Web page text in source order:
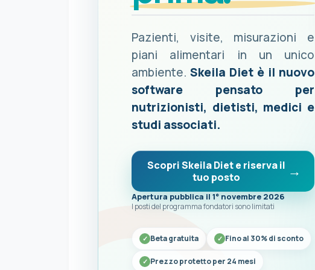
Pazienti, visite, misurazioni e
piani alimentari in un unico
ambiente. Skeila Diet è il nuovo
software pensato per
nutrizionisti, dietisti, medici e
studi associati.
Scopri Skeila Diet e riserva il
tuo posto
Apertura pubblica il 1° novembre 2026
I posti del programma fondatori sono limitati
Beta gratuita Fino al 30% di sconto
Prezzo protetto per 24 mesi